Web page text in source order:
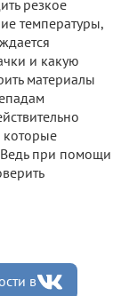
резкое
температуры,
и какую
материалы
которые
Ведь при помощи
в